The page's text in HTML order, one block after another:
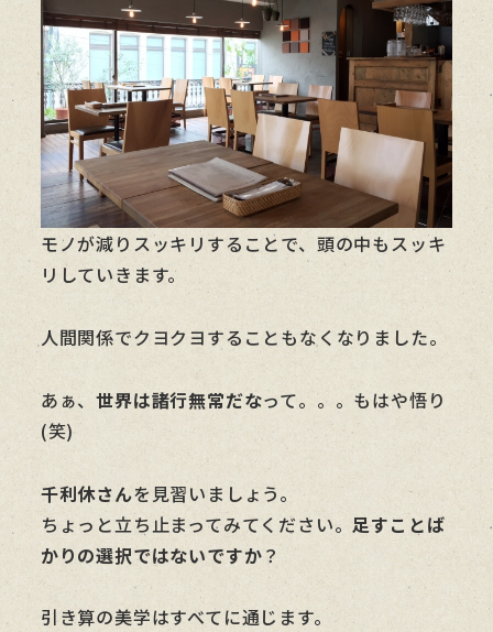
モノが減りスッキリすることで、頭の中もスッキ
リしていきます。
人間関係でクヨクヨすることもなくなりました。
あぁ、世界は諸行無常だなって。。。もはや悟り
(笑)
千利休さんを見習いましょう。
ちょっと立ち止まってみてください。 足すことば
かりの選択ではないですか？
引き算の美学はすべてに通じます。